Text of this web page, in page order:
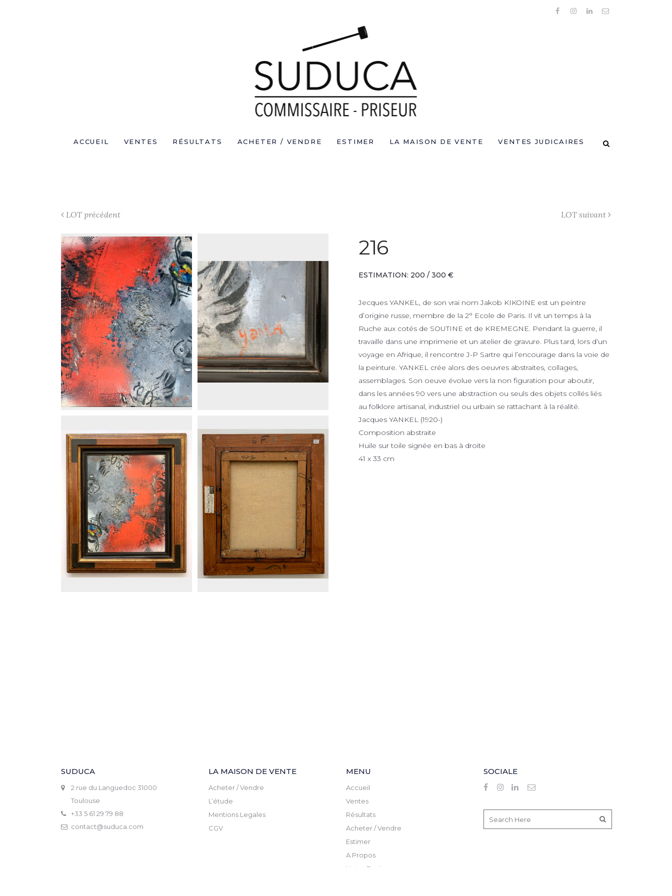
ACCUEIL VENTES RÉSULTATS ACHETER / VENDRE ESTIMER LA MAISON DE VENTE VENTES JUDICAIRES
LOT précédent LOT suivant
216
ESTIMATION: 200 / 300 €
Jecques YANKEL, de son vrai nom Jakob KIKOINE est un peintre
d’origine russe, membre de la 2° Ecole de Paris. Il vit un temps à la
Ruche aux cotés de SOUTINE et de KREMEGNE. Pendant la guerre, il
travaille dans une imprimerie et un atelier de gravure. Plus tard, lors d’un
voyage en Afrique, il rencontre J-P Sartre qui l’encourage dans la voie de
la peinture. YANKEL crée alors des oeuvres abstraites, collages,
assemblages. Son oeuve évolue vers la non figuration pour aboutir,
dans les années 90 vers une abstraction ou seuls des objets collés liés
au folklore artisanal, industriel ou urbain se rattachant à la réalité.
Jacques YANKEL (1920-)
Composition abstraite
Huile sur toile signée en bas à droite
41 x 33 cm
SUDUCA
2 rue du Languedoc 31000
Toulouse
+33 5 61 29 79 88
contact@suduca.com
LA MAISON DE VENTE
Acheter / Vendre
L’étude
Mentions Legales
CGV
MENU
Accueil
Ventes
Résultats
Acheter / Vendre
Estimer
A Propos
Notre Equipe
SOCIALE